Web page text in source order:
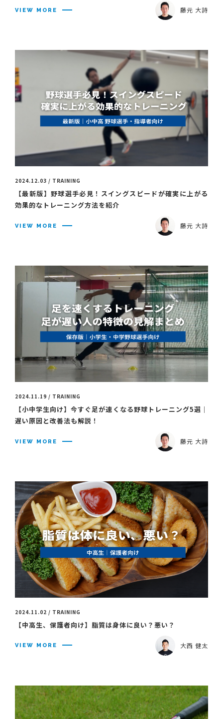
VIEW MORE 藤元 大詩
2024.12.03 / TRAINING
【最新版】野球選手必見！スイングスピードが確実に上がる
効果的なトレーニング方法を紹介
VIEW MORE 藤元 大詩
2024.11.19 / TRAINING
【小中学生向け】今すぐ足が速くなる野球トレーニング5選｜
遅い原因と改善法も解説！
VIEW MORE 藤元 大詩
2024.11.02 / TRAINING
【中高生、保護者向け】脂質は身体に良い？悪い？
VIEW MORE 大西 健太